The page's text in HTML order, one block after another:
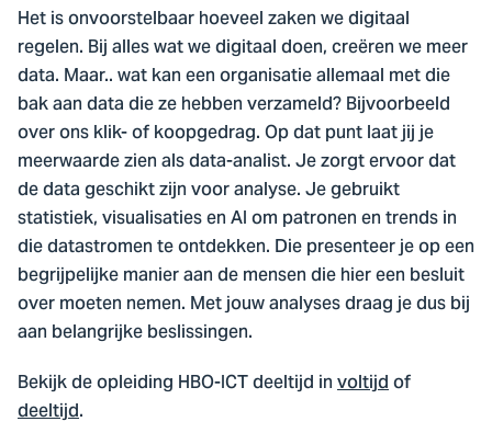
Het is onvoorstelbaar hoeveel zaken we digitaal
regelen. Bij alles wat we digitaal doen, creëren we meer
data. Maar.. wat kan een organisatie allemaal met die
bak aan data die ze hebben verzameld? Bijvoorbeeld
over ons klik- of koopgedrag. Op dat punt laat jij je
meerwaarde zien als data-analist. Je zorgt ervoor dat
de data geschikt zijn voor analyse. Je gebruikt
statistiek, visualisaties en AI om patronen en trends in
die datastromen te ontdekken. Die presenteer je op een
begrijpelijke manier aan de mensen die hier een besluit
over moeten nemen. Met jouw analyses draag je dus bij
aan belangrijke beslissingen.
Bekijk de opleiding HBO-ICT deeltijd involtijdof
deeltijd.